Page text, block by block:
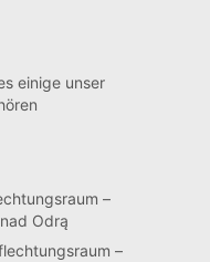
einige unser
–
Odrą
–